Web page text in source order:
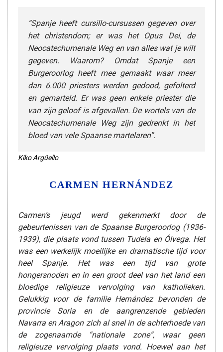
“Spanje heeft cursillo-cursussen gegeven over
het christendom; er was het Opus Dei, de
Neocatechumenale Weg en van alles wat je wilt
gegeven. Waarom? Omdat Spanje een
Burgeroorlog heeft mee gemaakt waar meer
dan 6.000 priesters werden gedood, gefolterd
en gemarteld. Er was geen enkele priester die
van zijn geloof is afgevallen. De wortels van de
Neocatechumenale Weg zijn gedrenkt in het
bloed van vele Spaanse martelaren”.
Kiko Argüello
CARMEN HERNÁNDEZ
Carmen’s jeugd werd gekenmerkt door de
gebeurtenissen van de Spaanse Burgeroorlog (1936-
1939), die plaats vond tussen Tudela en Ólvega. Het
was een werkelijk moeilijke en dramatische tijd voor
heel Spanje. Het was een tijd van grote
hongersnoden en in een groot deel van het land een
bloedige religieuze vervolging van katholieken.
Gelukkig voor de familie Hernández bevonden de
provincie Soria en de aangrenzende gebieden
Navarra en Aragon zich al snel in de achterhoede van
de zogenaamde “nationale zone”, waar geen
religieuze vervolging plaats vond. Hoewel aan het